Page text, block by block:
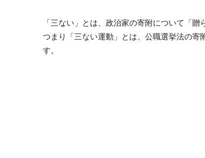
「三ない」とは、政治家の寄附について「
つまり「三ない運動」とは、公職選挙法の
す。